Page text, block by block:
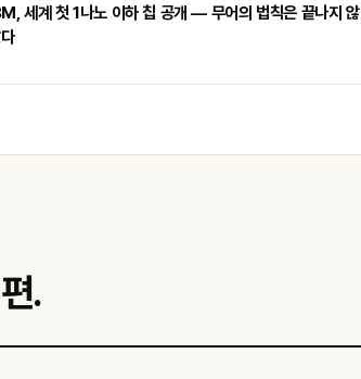
세계 첫 1나노 이하 칩 공개 — 무어의 법칙은 끝나지 않
.